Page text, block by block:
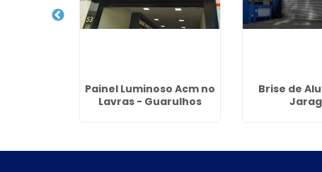
Painel Luminoso Acm no
Lavras - Guarulhos
Brise de